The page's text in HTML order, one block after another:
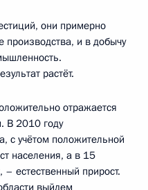
они примерно
и в добычу
растёт.
отражается
В 2010 году
с учётом положительной
населения, а в 15
естественный прирост.
выйдем